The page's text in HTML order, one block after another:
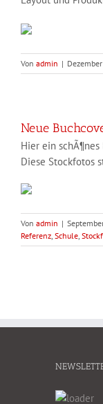
Von admin |
Neue
Hier ein
Diese Stockfotos
Von admin |
Referenz, Schule,